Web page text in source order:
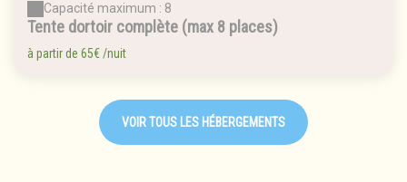
Capacité maximum : 8
Tente dortoir complète (max 8 places)
à partir de 65€/nuit
VOIR TOUS LES HÉBERGEMENTS